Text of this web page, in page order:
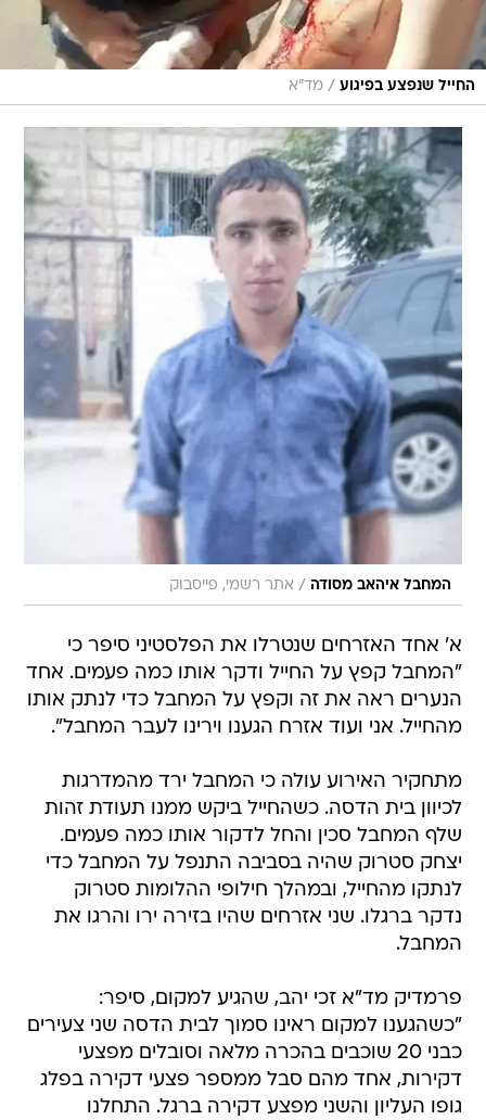
החייל שנפצע בפיגוע / מד"א
המחבל איהאב מסודה / אתר רשמי, פייסבוק
א' אחד האזרחים שנטרלו את הפלסטיני סיפר כי
"המחבל קפץ על החייל ודקר אותו כמה פעמים. אחד
הנערים ראה את זה וקפץ על המחבל כדי לנתק אותו
מהחייל. אני ועוד אזרח הגענו וירינו לעבר המחבל".
מתחקיר האירוע עולה כי המחבל ירד מהמדרגות
לכיוון בית הדסה. כשהחייל ביקש ממנו תעודת זהות
שלף המחבל סכין והחל לדקור אותו כמה פעמים.
יצחק סטרוק שהיה בסביבה התנפל על המחבל כדי
לנתקו מהחייל, ובמהלך חילופי ההלומות סטרוק
נדקר ברגלו. שני אזרחים שהיו בזירה ירו והרגו את
המחבל.
פרמדיק מד"א זכי יהב, שהגיע למקום, סיפר:
"כשהגענו למקום ראינו סמוך לבית הדסה שני צעירים
כבני 20 שוכבים בהכרה מלאה וסובלים מפצעי
דקירות, אחד מהם סבל ממספר פצעי דקירה בפלג
גופו העליון והשני מפצע דקירה ברגל. התחלנו